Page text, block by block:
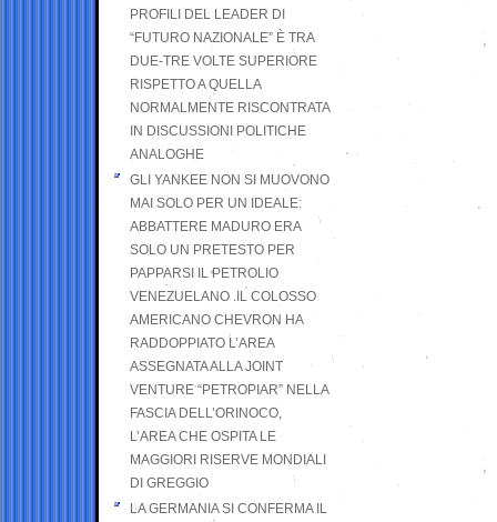
PROFILI DEL LEADER DI
“FUTURO NAZIONALE” È TRA
DUE-TRE VOLTE SUPERIORE
RISPETTO A QUELLA
NORMALMENTE RISCONTRATA
IN DISCUSSIONI POLITICHE
ANALOGHE
GLI YANKEE NON SI MUOVONO
MAI SOLO PER UN IDEALE:
ABBATTERE MADURO ERA
SOLO UN PRETESTO PER
PAPPARSI IL PETROLIO
VENEZUELANO .IL COLOSSO
AMERICANO CHEVRON HA
RADDOPPIATO L’AREA
ASSEGNATA ALLA JOINT
VENTURE “PETROPIAR” NELLA
FASCIA DELL’ORINOCO,
L’AREA CHE OSPITA LE
MAGGIORI RISERVE MONDIALI
DI GREGGIO
LA GERMANIA SI CONFERMA IL